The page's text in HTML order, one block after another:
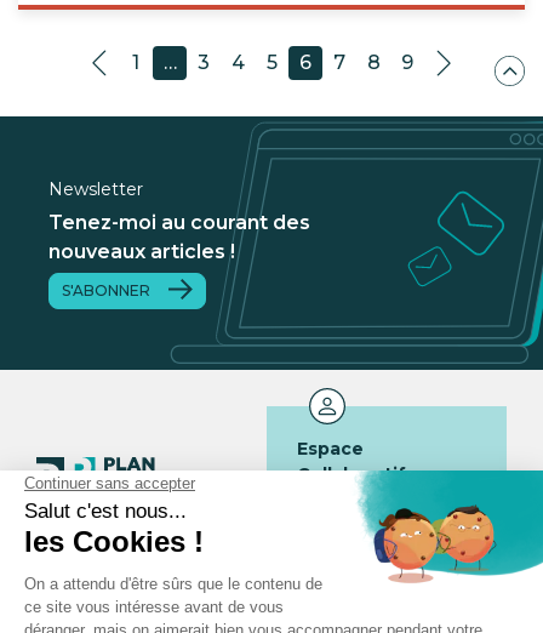
1 … 3 4 5 6 7 8 9
Espace
Collaboratif
Se connecter
Contact
Newsletter
Tenez-moi au courant des
nouveaux articles !
S'ABONNER